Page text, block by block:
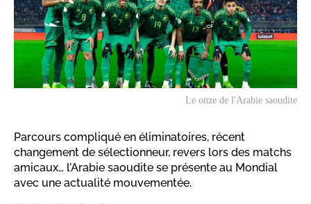
Le onze de l'Arabie saoudite
Parcours compliqué en éliminatoires, récent
changement de sélectionneur, revers lors des matchs
amicaux… l’Arabie saoudite se présente au Mondial
avec une actualité mouvementée.